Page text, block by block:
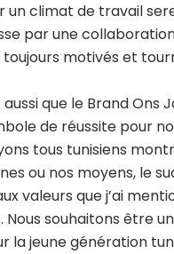
un climat de travail
par une
motivés et
que le Brand Ons
de réussite pour
tous tunisiens
ou nos moyens, le
valeurs que j’ai
souhaitons être
la jeune génération